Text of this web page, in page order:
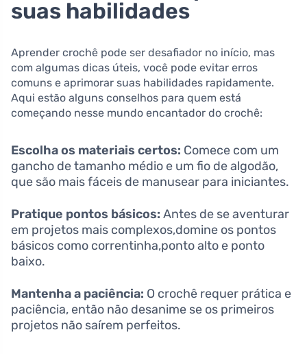
suas habilidades
Aprender crochê pode ser desafiador no ⁤início, mas
com algumas dicas⁢ úteis, você pode evitar erros
comuns‌ e aprimorar⁣ suas ⁢habilidades rapidamente.
⁢Aqui estão alguns ⁤conselhos para quem está
começando nesse ⁢mundo encantador do crochê:
Escolha os materiais certos: ⁤Comece⁤ com ​um
⁣gancho de ⁣tamanho médio e um fio⁣ de algodão,
que são mais fáceis de manusear para iniciantes.
Pratique pontos‌ básicos: Antes de se aventurar
em projetos mais complexos,domine os pontos
básicos como correntinha,ponto alto e ‌ponto
baixo.
Mantenha ⁢a paciência: O crochê requer‌ prática e
paciência, então não desanime se os primeiros
projetos não⁤ saírem perfeitos.